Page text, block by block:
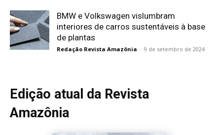
BMW e Volkswagen vislumbram
interiores de carros sustentáveis à base
de plantas
Redação Revista Amazônia - 9 de setembro de 2024
Edição atual da Revista
Amazônia